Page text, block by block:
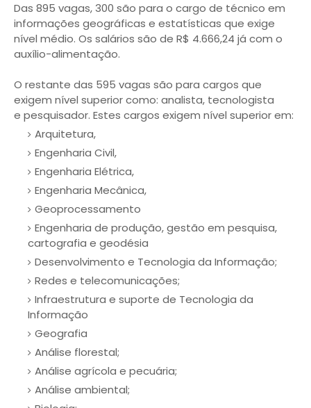
Das 895 vagas, 300 são para o cargo de técnico em
informações geográficas e estatísticas que exige
nível médio. Os salários são de R$ 4.666,24 já com o
auxílio-alimentação.
O restante das 595 vagas são para cargos que
exigem nível superior como: analista, tecnologista
e pesquisador. Estes cargos exigem nível superior em:
Arquitetura,
Engenharia Civil,
Engenharia Elétrica,
Engenharia Mecânica,
Geoprocessamento
Engenharia de produção, gestão em pesquisa,
cartografia e geodésia
Desenvolvimento e Tecnologia da Informação;
Redes e telecomunicações;
Infraestrutura e suporte de Tecnologia da
Informação
Geografia
Análise florestal;
Análise agrícola e pecuária;
Análise ambiental;